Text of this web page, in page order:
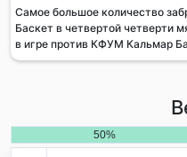
Самое большое количество
Баскет в четвертой четверти
в игре против КФУМ Кальмар
50%